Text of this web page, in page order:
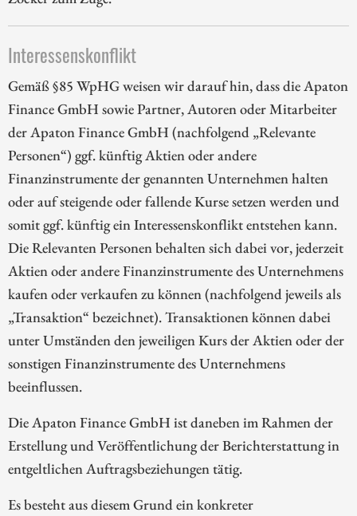
Interessenskonflikt
Gemäß §85 WpHG weisen wir darauf hin, dass die Apaton
Finance GmbH sowie Partner, Autoren oder Mitarbeiter
der Apaton Finance GmbH (nachfolgend „Relevante
Personen“) ggf. künftig Aktien oder andere
Finanzinstrumente der genannten Unternehmen halten
oder auf steigende oder fallende Kurse setzen werden und
somit ggf. künftig ein Interessenskonflikt entstehen kann.
Die Relevanten Personen behalten sich dabei vor, jederzeit
Aktien oder andere Finanzinstrumente des Unternehmens
kaufen oder verkaufen zu können (nachfolgend jeweils als
„Transaktion“ bezeichnet). Transaktionen können dabei
unter Umständen den jeweiligen Kurs der Aktien oder der
sonstigen Finanzinstrumente des Unternehmens
beeinflussen.
Die Apaton Finance GmbH ist daneben im Rahmen der
Erstellung und Veröffentlichung der Berichterstattung in
entgeltlichen Auftragsbeziehungen tätig.
Es besteht aus diesem Grund ein konkreter